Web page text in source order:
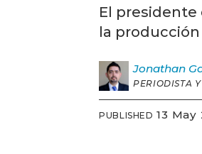
El presidente
la
Jonathan
PERIODISTA
PUBLISHED 13